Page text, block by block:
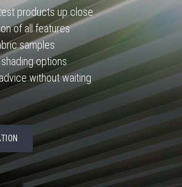
products up close
of all features
samples
options
without waiting